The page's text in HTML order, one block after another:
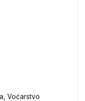
Voćarstvo